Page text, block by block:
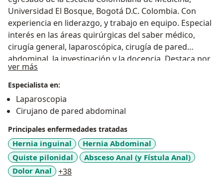
Universidad El Bosque, Bogotá D.C. Colombia. Con
experiencia en liderazgo, y trabajo en equipo. Especial
interés en las áreas quirúrgicas del saber médico,
cirugía general, laparoscópica, cirugía de pared
abdominal, la investigación y la docencia. Destaca por
su continuo deseo de crecimiento académico,
profesional y personal, y su facilidad para las
relaciones humanas.
ver más
Especialista en:
Laparoscopia
Cirujano de pared abdominal
Principales enfermedades tratadas
Hernia inguinal
Hernia Abdominal
Quiste pilonidal
Absceso Anal (y Fístula Anal)
Dolor Anal
+38a11y_sr_more_diseases